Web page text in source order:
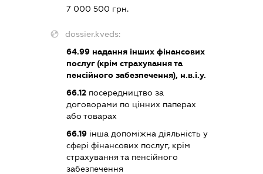
7 000 500 грн.
dossier.kveds:
64.99 надання інших фінансових
послуг (крім страхування та
пенсійного забезпечення), н.в.і.у.
66.12 посередництво за
договорами по цінних паперах
або товарах
66.19 інша допоміжна діяльність у
сфері фінансових послуг, крім
страхування та пенсійного
забезпечення